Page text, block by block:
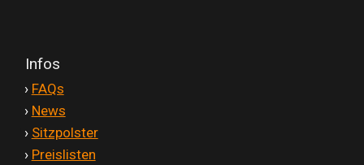
Infos
› FAQs
› News
› Sitzpolster
› Preislisten